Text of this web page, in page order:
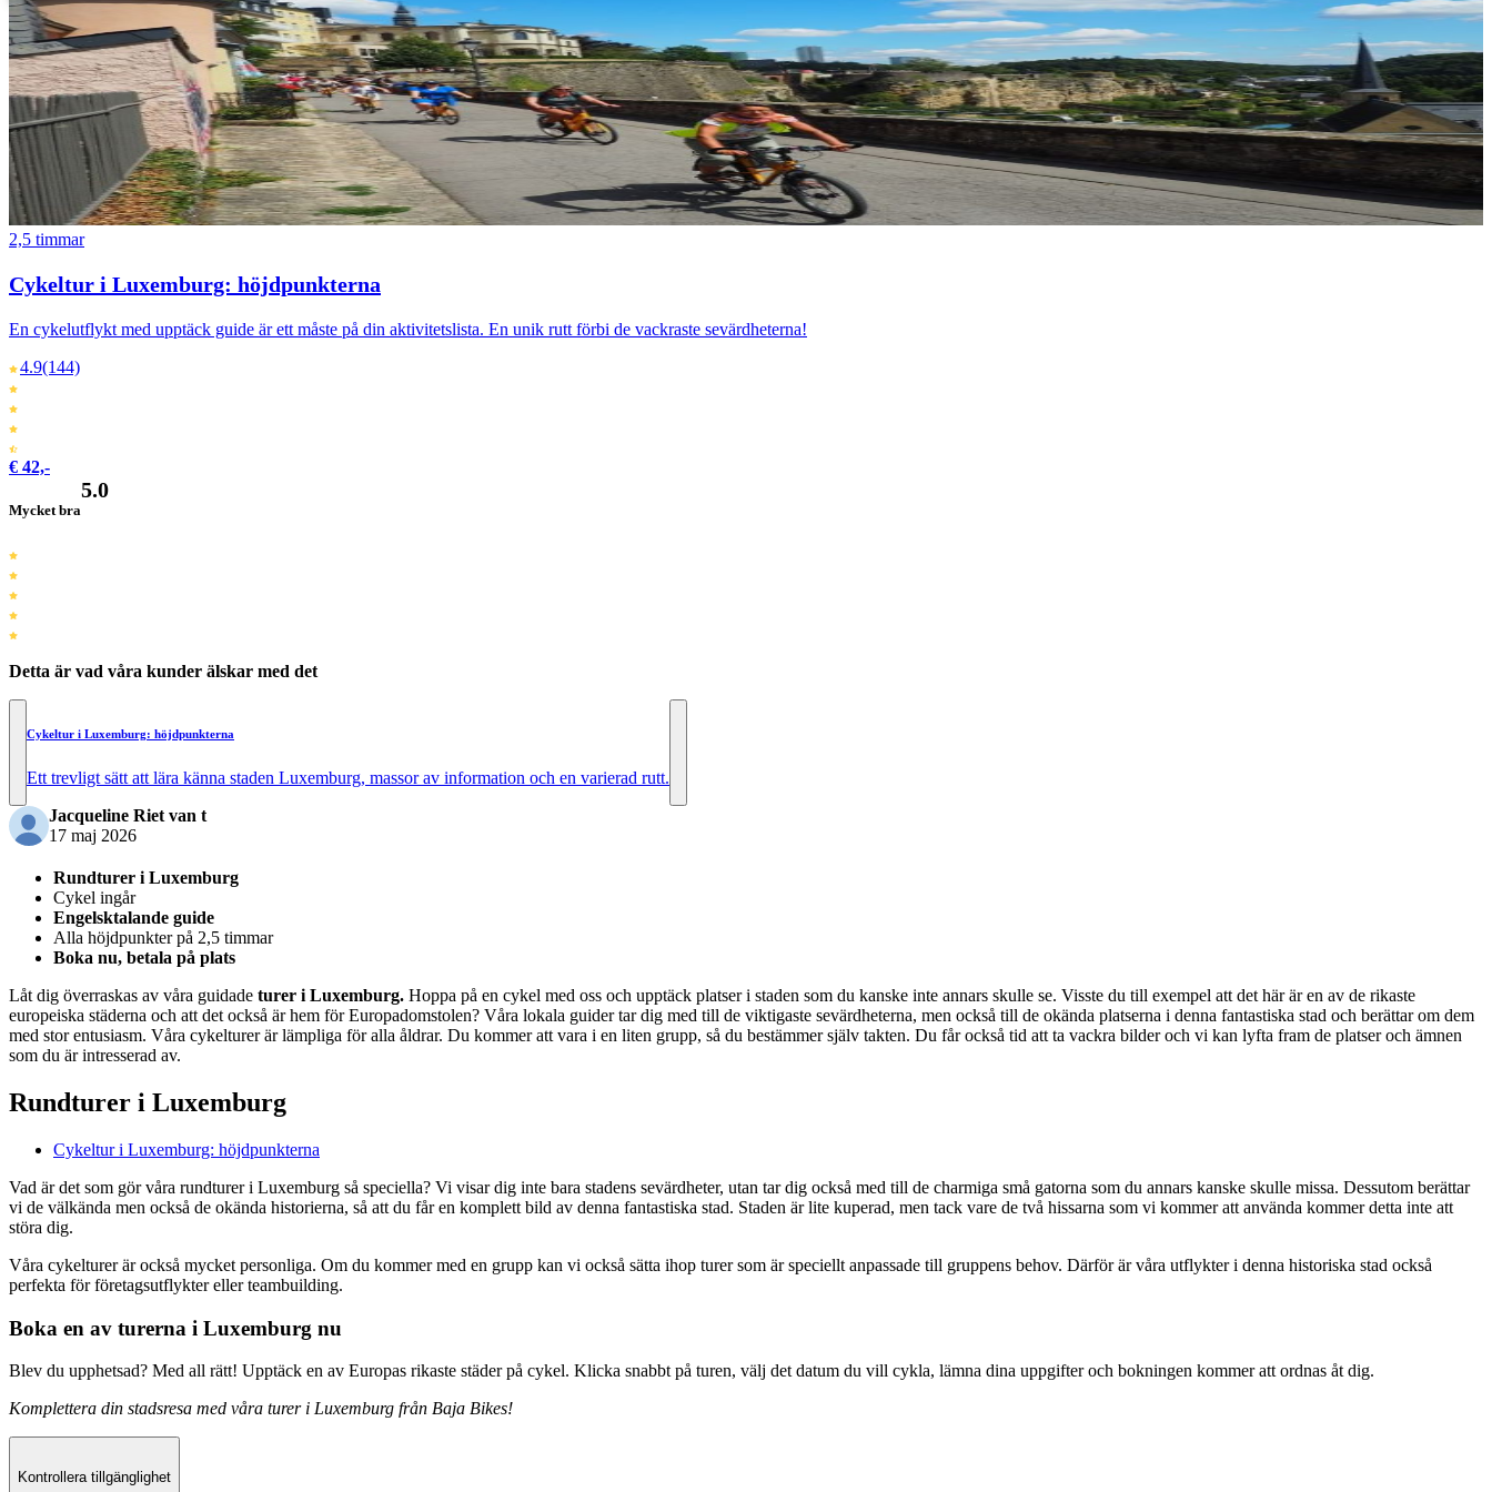
2,5 timmar
Cykeltur i Luxemburg: höjdpunkterna
En cykelutflykt med upptäck guide är ett måste på din aktivitetslista. En unik rutt förbi de vackraste sevärdheterna!
4.9(144)
€ 42,-
Mycket bra
5.0
Detta är vad våra kunder älskar med det
Cykeltur i Luxemburg: höjdpunkterna
Ett trevligt sätt att lära känna staden Luxemburg, massor av information och en varierad rutt.
Jacqueline Riet van t
17 maj 2026
Rundturer i Luxemburg
Cykel ingår
Engelsktalande guide
Alla höjdpunkter på 2,5 timmar
Boka nu, betala på plats
Låt dig överraskas av våra guidade turer i Luxemburg. Hoppa på en cykel med oss och upptäck platser i staden som du kanske inte annars skulle se. Visste du till exempel att det här är en av de rikaste
europeiska städerna och att det också är hem för Europadomstolen? Våra lokala guider tar dig med till de viktigaste sevärdheterna, men också till de okända platserna i denna fantastiska stad och berättar om dem
med stor entusiasm. Våra cykelturer är lämpliga för alla åldrar. Du kommer att vara i en liten grupp, så du bestämmer själv takten. Du får också tid att ta vackra bilder och vi kan lyfta fram de platser och ämnen
som du är intresserad av.
Rundturer i Luxemburg
Cykeltur i Luxemburg: höjdpunkterna
Vad är det som gör våra rundturer i Luxemburg så speciella? Vi visar dig inte bara stadens sevärdheter, utan tar dig också med till de charmiga små gatorna som du annars kanske skulle missa. Dessutom berättar
vi de välkända men också de okända historierna, så att du får en komplett bild av denna fantastiska stad. Staden är lite kuperad, men tack vare de två hissarna som vi kommer att använda kommer detta inte att
störa dig.
Våra cykelturer är också mycket personliga. Om du kommer med en grupp kan vi också sätta ihop turer som är speciellt anpassade till gruppens behov. Därför är våra utflykter i denna historiska stad också
perfekta för företagsutflykter eller teambuilding.
Boka en av turerna i Luxemburg nu
Blev du upphetsad? Med all rätt! Upptäck en av Europas rikaste städer på cykel. Klicka snabbt på turen, välj det datum du vill cykla, lämna dina uppgifter och bokningen kommer att ordnas åt dig.
Komplettera din stadsresa med våra turer i Luxemburg från Baja Bikes!
Kontrollera tillgänglighet